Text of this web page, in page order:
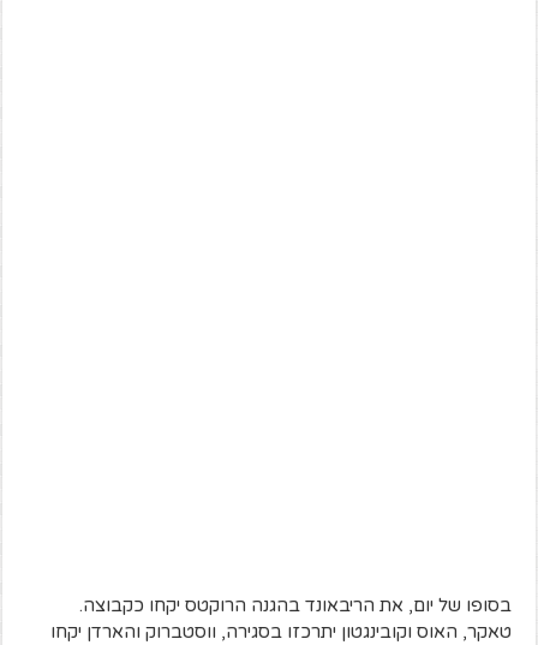
בסופו של יום, את הריבאונד בהגנה הרוקטס יקחו כקבוצה.
טאקר, האוס וקובינגטון יתרכזו בסגירה, ווסטברוק והארדן יקחו